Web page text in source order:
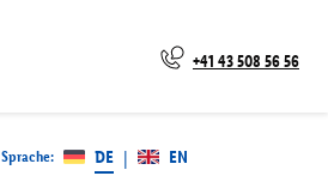
+41 43 508 56 56
Sprache: DE | EN